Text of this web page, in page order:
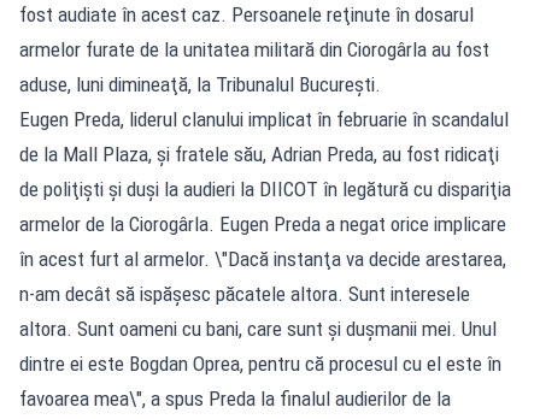
fost audiate în acest caz. Persoanele reţinute în dosarul
armelor furate de la unitatea militară din Ciorogârla au fost
aduse, luni dimineaţă, la Tribunalul Bucureşti.
Eugen Preda, liderul clanului implicat în februarie în scandalul
de la Mall Plaza, şi fratele său, Adrian Preda, au fost ridicaţi
de poliţişti şi duşi la audieri la DIICOT în legătură cu dispariţia
armelor de la Ciorogârla. Eugen Preda a negat orice implicare
în acest furt al armelor. \"Dacă instanţa va decide arestarea,
n-am decât să ispăşesc păcatele altora. Sunt interesele
altora. Sunt oameni cu bani, care sunt şi duşmanii mei. Unul
dintre ei este Bogdan Oprea, pentru că procesul cu el este în
favoarea mea\", a spus Preda la finalul audierilor de la